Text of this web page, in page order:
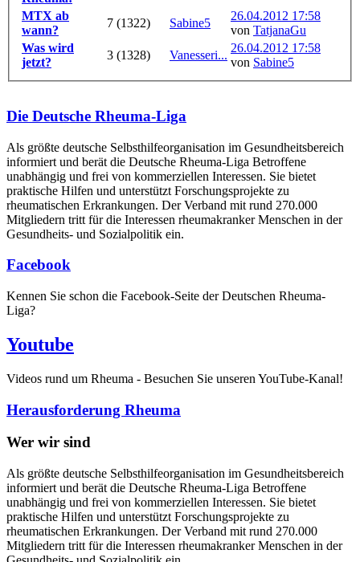
MTX ab
wann?
7 (1322) Sabine5
26.04.2012 17:58
von TatjanaGu
Was wird
jetzt?
3 (1328) Vanesseri...
26.04.2012 17:58
von Sabine5
Die Deutsche Rheuma-Liga
Als größte deutsche Selbsthilfe­organisation im Gesundheitsbereich
informiert und berät die Deutsche Rheuma-Liga Betroffene
unabhängig und frei von kommerziellen Interessen. Sie bietet
praktische Hilfen und unterstützt Forschungsprojekte zu
rheumatischen Erkrankungen. Der Verband mit rund 270.000
Mitgliedern tritt für die Interessen rheumakranker Menschen in der
Gesundheits- und Sozialpolitik ein.
Facebook
Kennen Sie schon die Facebook-Seite der Deutschen Rheuma-
Liga?
Youtube
Videos rund um Rheuma - Besuchen Sie unseren YouTube-Kanal!
Herausforderung Rheuma
Wer wir sind
Als größte deutsche Selbsthilfeorganisation im Gesundheitsbereich
informiert und berät die Deutsche Rheuma-Liga Betroffene
unabhängig und frei von kommerziellen Interessen. Sie bietet
praktische Hilfen und unterstützt Forschungsprojekte zu
rheumatischen Erkrankungen. Der Verband mit rund 270.000
Mitgliedern tritt für die Interessen rheumakranker Menschen in der